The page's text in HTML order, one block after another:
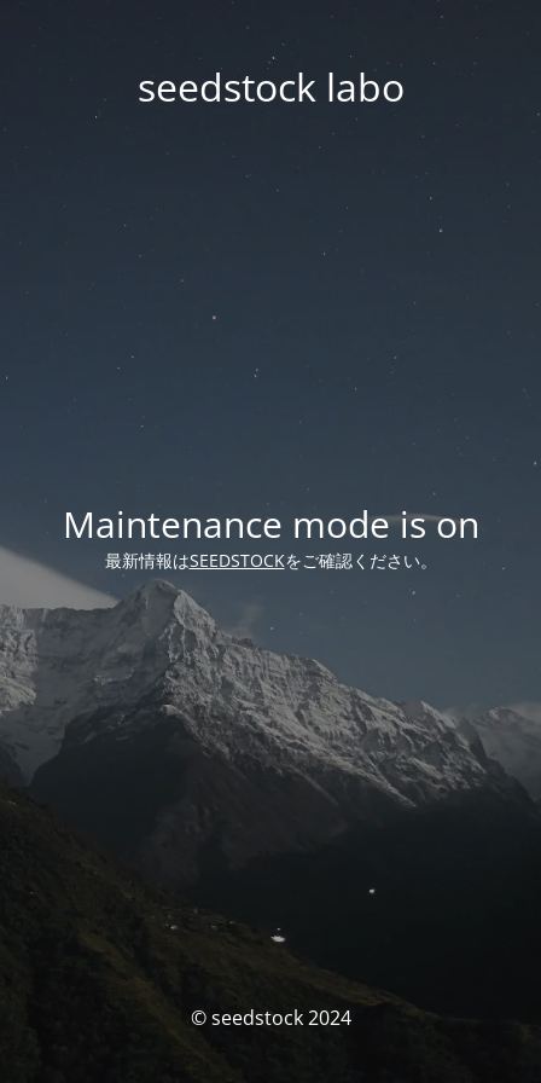
seedstock labo
Maintenance mode is on
最新情報はSEEDSTOCKをご確認ください。
© seedstock 2024